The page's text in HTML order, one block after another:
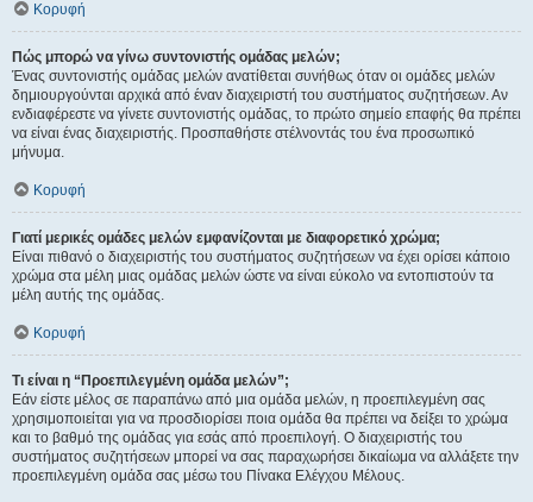
Κορυφή
Πώς μπορώ να γίνω συντονιστής ομάδας μελών;
Ένας συντονιστής ομάδας μελών ανατίθεται συνήθως όταν οι ομάδες μελών
δημιουργούνται αρχικά από έναν διαχειριστή του συστήματος συζητήσεων. Αν
ενδιαφέρεστε να γίνετε συντονιστής ομάδας, το πρώτο σημείο επαφής θα πρέπει
να είναι ένας διαχειριστής. Προσπαθήστε στέλνοντάς του ένα προσωπικό
μήνυμα.
Κορυφή
Γιατί μερικές ομάδες μελών εμφανίζονται με διαφορετικό χρώμα;
Είναι πιθανό ο διαχειριστής του συστήματος συζητήσεων να έχει ορίσει κάποιο
χρώμα στα μέλη μιας ομάδας μελών ώστε να είναι εύκολο να εντοπιστούν τα
μέλη αυτής της ομάδας.
Κορυφή
Τι είναι η “Προεπιλεγμένη ομάδα μελών”;
Εάν είστε μέλος σε παραπάνω από μια ομάδα μελών, η προεπιλεγμένη σας
χρησιμοποιείται για να προσδιορίσει ποια ομάδα θα πρέπει να δείξει το χρώμα
και το βαθμό της ομάδας για εσάς από προεπιλογή. Ο διαχειριστής του
συστήματος συζητήσεων μπορεί να σας παραχωρήσει δικαίωμα να αλλάξετε την
προεπιλεγμένη ομάδα σας μέσω του Πίνακα Ελέγχου Μέλους.